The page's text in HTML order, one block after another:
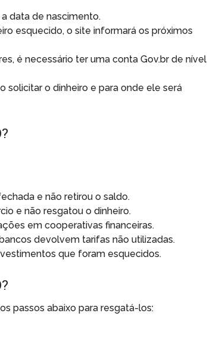
a data de nascimento.
esquecido, o site informará os próximos
é necessário ter uma conta Gov.br de nível
solicitar o dinheiro e para onde ele será
e não retirou o saldo.
e não resgatou o dinheiro.
em cooperativas financeiras.
devolvem tarifas não utilizadas.
que foram esquecidos.
passos abaixo para resgatá-los: